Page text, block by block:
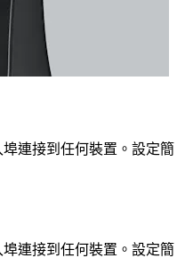
連接到任何裝置。設定簡
連接到任何裝置。設定簡